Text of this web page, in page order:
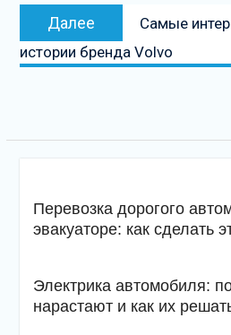
Далее
Следующая
запись
Самые
истории бренда Volvo
Перевозка дорогого
эвакуаторе: как сделать
Электрика автомобиля:
нарастают и как их